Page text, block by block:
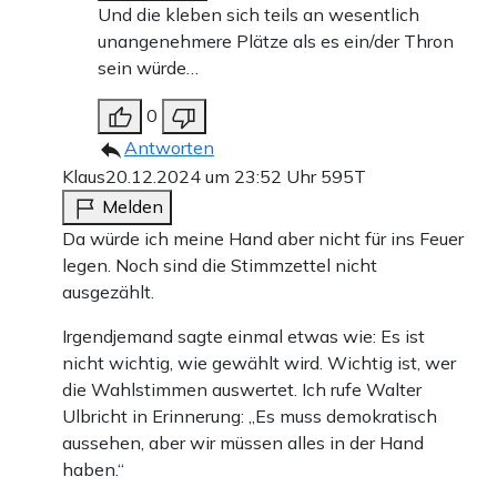
Und die kleben sich teils an wesentlich
unangenehmere Plätze als es ein/der Thron
sein würde…
0
Antworten
Klaus20.12.2024 um 23:52 Uhr 595T
Melden
Da würde ich meine Hand aber nicht für ins Feuer
legen. Noch sind die Stimmzettel nicht
ausgezählt.
Irgendjemand sagte einmal etwas wie: Es ist
nicht wichtig, wie gewählt wird. Wichtig ist, wer
die Wahlstimmen auswertet. Ich rufe Walter
Ulbricht in Erinnerung: „Es muss demokratisch
aussehen, aber wir müssen alles in der Hand
haben.“